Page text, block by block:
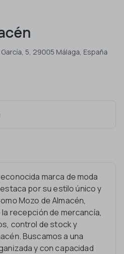
García, 5, 29005 Málaga, España
marca de moda
por su estilo único y
Mozo de Almacén,
recepción de mercancía,
control de stock y
Buscamos a una
y con capacidad